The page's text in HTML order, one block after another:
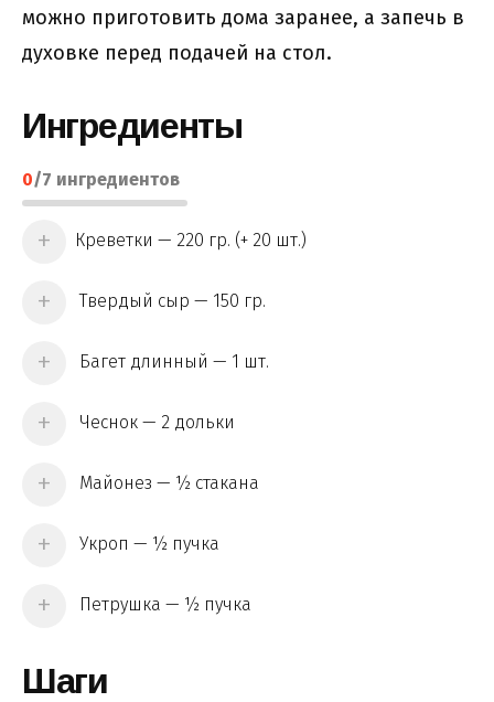
можно приготовить дома заранее, а запечь в
духовке перед подачей на стол.
Ингредиенты
0/7 ингредиентов
Креветки — 220 гр. (+ 20 шт.)
Твердый сыр — 150 гр.
Багет длинный — 1 шт.
Чеснок — 2 дольки
Майонез — ½ стакана
Укроп — ½ пучка
Петрушка — ½ пучка
Шаги